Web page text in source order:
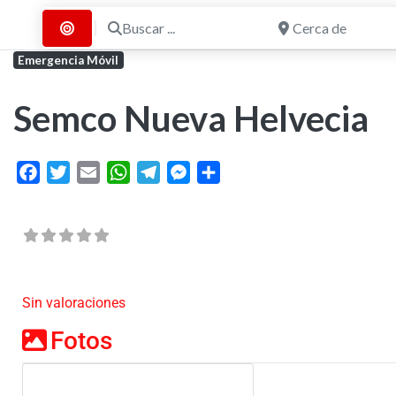
Buscar por Distancia
Buscar ... Cerca de
Emergencia Móvil
Semco Nueva Helvecia
FacebookTwitterEmail WhatsAppTelegramMessenger
Sin valoraciones
Fotos